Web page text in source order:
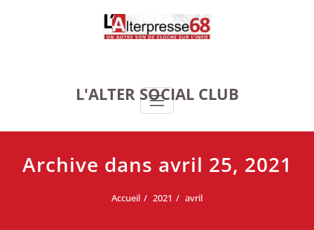
L'ALTER SOCIAL CLUB
Archive dans avril 25, 2021
Accueil 2021 avril